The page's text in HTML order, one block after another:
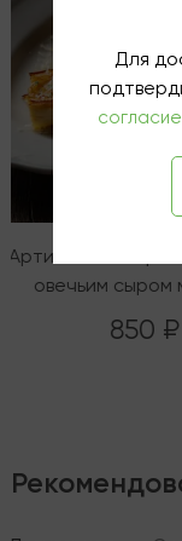
Артишоки с
овечьим сыром
850 ₽
Для